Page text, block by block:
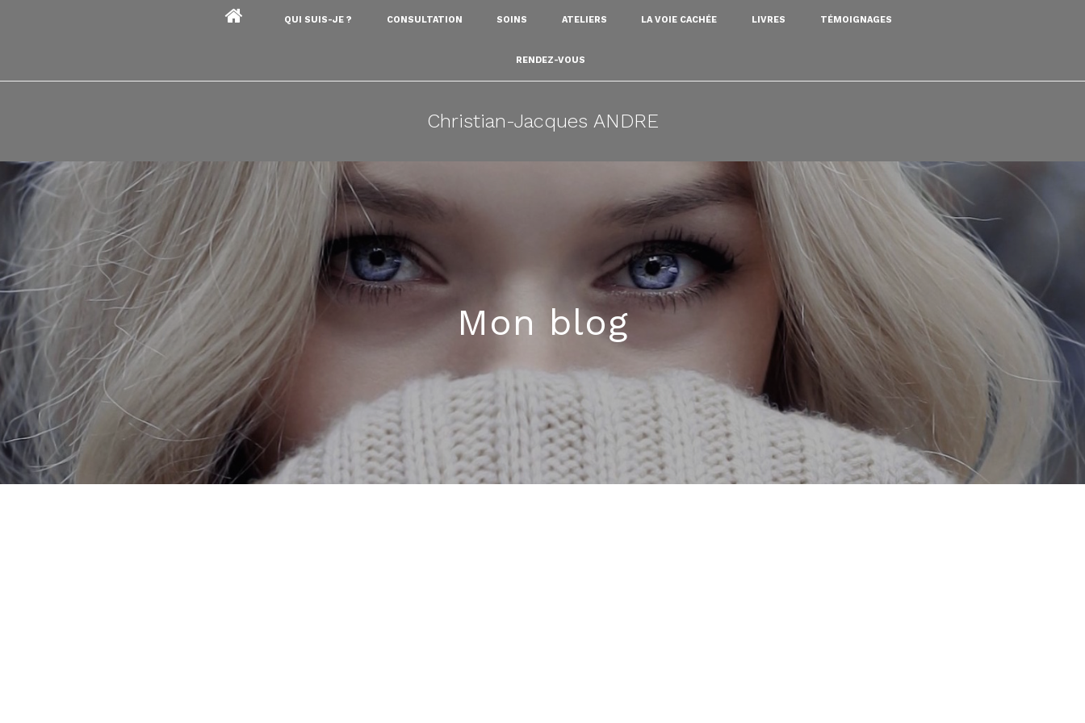
QUI SUIS-JE ? CONSULTATION SOINS ATELIERS LA VOIE CACHÉE LIVRES TÉMOIGNAGES
RENDEZ-VOUS
Christian-Jacques ANDRE
Mon blog